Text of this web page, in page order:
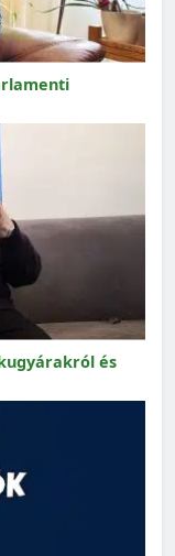
és